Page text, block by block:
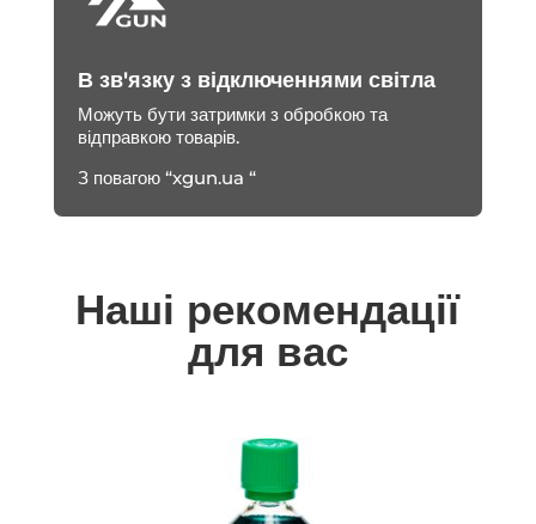
В зв'язку з відключеннями світла
Можуть бути затримки з обробкою та
відправкою товарів.
З повагою “xgun.ua “
Наші рекомендації
для вас